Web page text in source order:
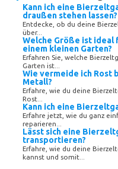
Kann ich eine
draußen stehen lassen?
Entdecke, ob du deine
über...
Welche Größe ist
einem kleinen Garten?
Erfahren Sie, welche
Garten ist...
Wie vermeide ich Rost
Metall?
Erfahre, wie du deine
Rost...
Kann ich eine
Erfahre jetzt, wie du ganz
reparieren...
Lässt sich eine
transportieren?
Erfahre, wie du deine
kannst und somit...